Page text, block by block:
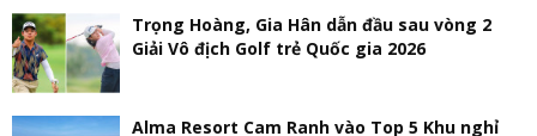
Trọng Hoàng, Gia Hân dẫn đầu sau vòng 2
Giải Vô địch Golf trẻ Quốc gia 2026
Alma Resort Cam Ranh vào Top 5 Khu nghỉ